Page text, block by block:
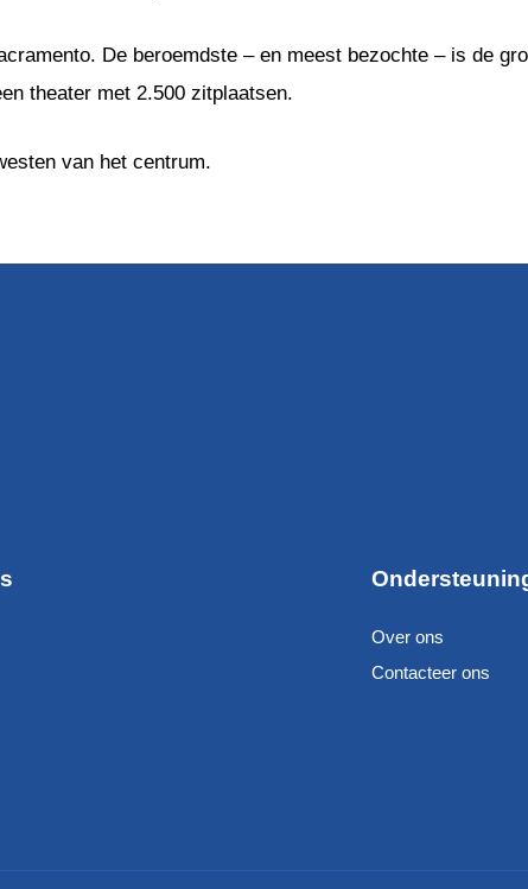
De beroemdste – en meest bezochte – is de
theater met 2.500 zitplaatsen.
van het centrum.
Over ons
Contacteer ons